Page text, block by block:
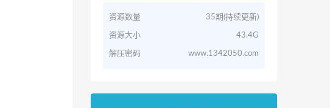
资源数量 35期(持续更新)
资源大小 43.4G
解压密码 www.1342050.com